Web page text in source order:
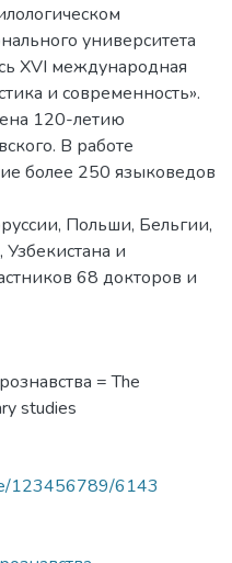
университета
ХVI международная
и современность».
120-летию
В работе
более 250 языковедов
Польши, Бельгии,
и
68 докторов и
= The
studies
123456789/6143